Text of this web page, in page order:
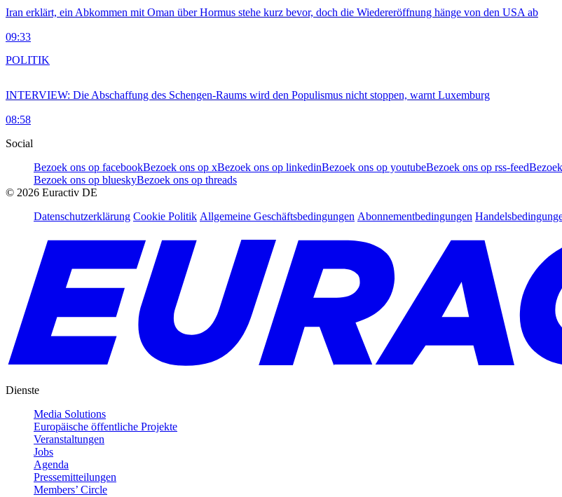
Iran erklärt, ein Abkommen mit Oman über Hormus stehe kurz bevor, doch die Wiedereröffnung hänge von den USA ab
09:33
INTERVIEW: Die Abschaffung des Schengen-Raums wird den Populismus nicht stoppen, warnt Luxemburg
08:58
POLITIK
Social
Bezoek ons op facebookBezoek ons op xBezoek ons op linkedinBezoek ons op youtubeBezoek ons op rss-feed
Bezoek ons op blueskyBezoek ons op threads
© 2026 Euractiv DE
Datenschutzerklärung Cookie Politik Allgemeine Geschäftsbedingungen Abonnementbedingungen
Dienste
Media Solutions
Europäische öffentliche Projekte
Veranstaltungen
Jobs
Agenda
Pressemitteilungen
Members’ Circle